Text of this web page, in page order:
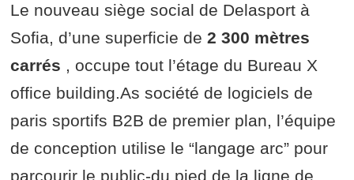
Le nouveau siège social de Delasport à
Sofia, d’une superficie de2 300 mètres
carrés , occupe tout l’étage du Bureau X
office building.As société de logiciels de
paris sportifs B2B de premier plan, l’équipe
de conception utilise le “langage arc” pour
parcourir le public-du pied de la ligne de